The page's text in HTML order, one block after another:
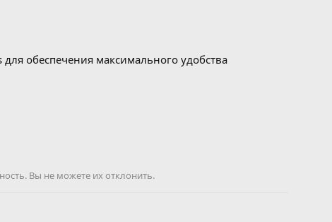
обеспечения максимального удобства
Вы не можете их отклонить.